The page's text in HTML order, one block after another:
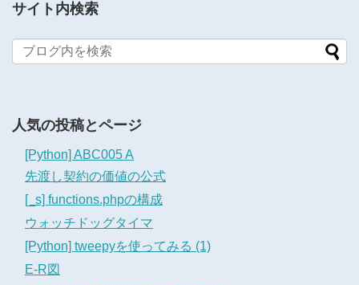
サイト内検索
人気の投稿とページ
[Python] ABC005 A
先渡し契約の価値の公式
[_s] functions.phpの構成
ウォッチドッグタイマ
[Python] tweepyを使ってみる (1)
E-R図